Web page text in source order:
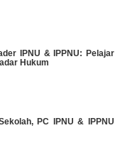
IPNU & IPPNU: Pelajar
Hukum
PC IPNU & IPPNU